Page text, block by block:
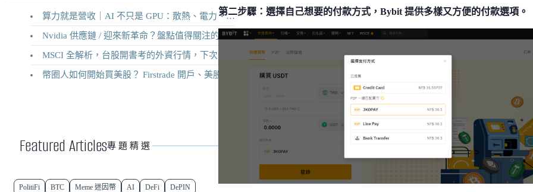
算力就是營收｜AI 不只是 GPU：散熱、電力、機械結構與台股供應鏈
Nvidia 供應鏈 / 迎來新革命？盤點值得關注的二十家供應鏈企業
MSCI 全解析，台股開書考的外資行情，下次調整你準備好了嗎？
幣圈人如何開始買美股？ Firstrade 開戶、美股交易機制完整教學
Featured Articles專題精選
PolitiFi BTC Meme 迷因幣 AI DeFi DePIN
第二步驟：選擇自己想要的付款方式，Bybit 提供多樣又方便的付款選項。